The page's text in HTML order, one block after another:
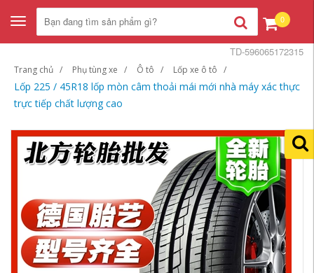
Toggle
navigation
0
Trang chủ Phụ tùng xe Ô tô Lốp xe ô tô
Lốp 225 / 45R18 lốp mòn câm thoải mái mới nhà máy xác thực
trực tiếp chất lượng cao
TD-596065172315